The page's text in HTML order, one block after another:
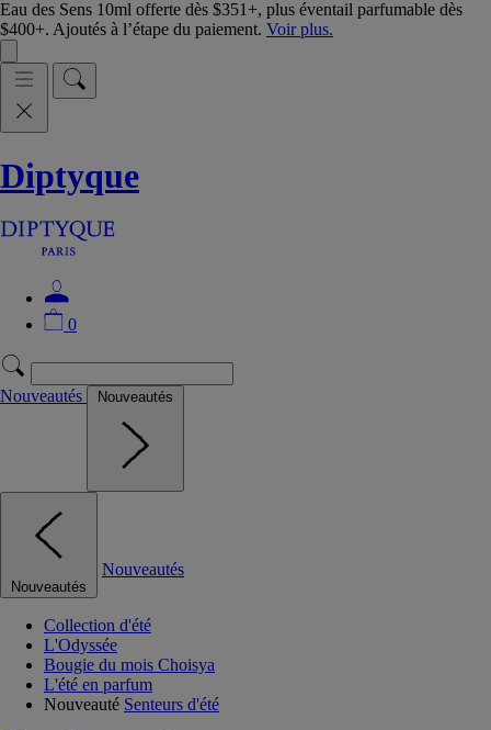
Eau des Sens 10ml offerte dès $351+, plus éventail parfumable dès
$400+. Ajoutés à l’étape du paiement. Voir plus.
Diptyque
0
Nouveautés Nouveautés
Nouveautés
Nouveautés
Collection d'été
L'Odyssée
Bougie du mois Choisya
L'été en parfum
Nouveauté Senteurs d'été